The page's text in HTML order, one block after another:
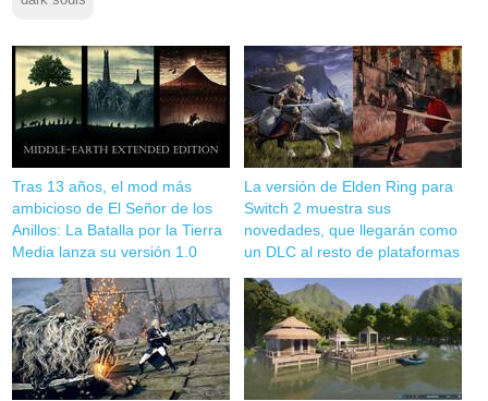
Tras 13 años, el mod más
ambicioso de El Señor de los
Anillos: La Batalla por la Tierra
Media lanza su versión 1.0
La versión de Elden Ring para
Switch 2 muestra sus
novedades, que llegarán como
un DLC al resto de plataformas